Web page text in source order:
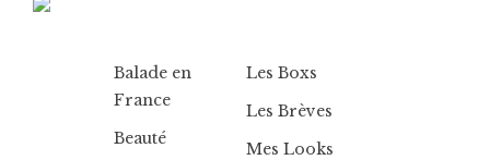
Balade en
France
Beauté
Les Boxs
Les Brèves
Mes Looks